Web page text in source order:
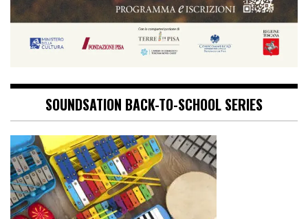
SOUNDSATION BACK-TO-SCHOOL SERIES